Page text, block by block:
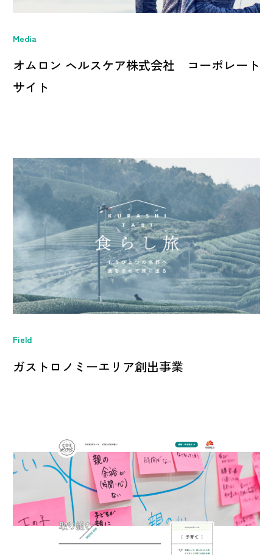
Media
オムロン ヘルスケア株式会社 コーポレート
サイト
Field
ガストロノミーエリア創出事業